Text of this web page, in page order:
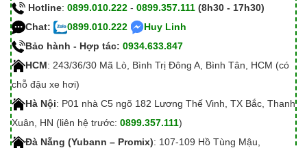
Hotline: 0899.010.222 - 0899.357.111 (8h30 - 17h30)
Chat:
0899.010.222
Huy Linh
Bảo hành - Hợp tác: 0934.633.847
HCM: 243/36/30 Mã Lò, Bình Trị Đông A, Bình Tân, HCM (có
chỗ đậu xe hơi)
Hà Nội: P01 nhà C5 ngõ 182 Lương Thế Vinh, TX Bắc, Thanh
Xuân, HN (liên hệ trước: 0899.357.111)
Đà Nẵng (Yubann – Promix): 107-109 Hồ Tùng Mậu,